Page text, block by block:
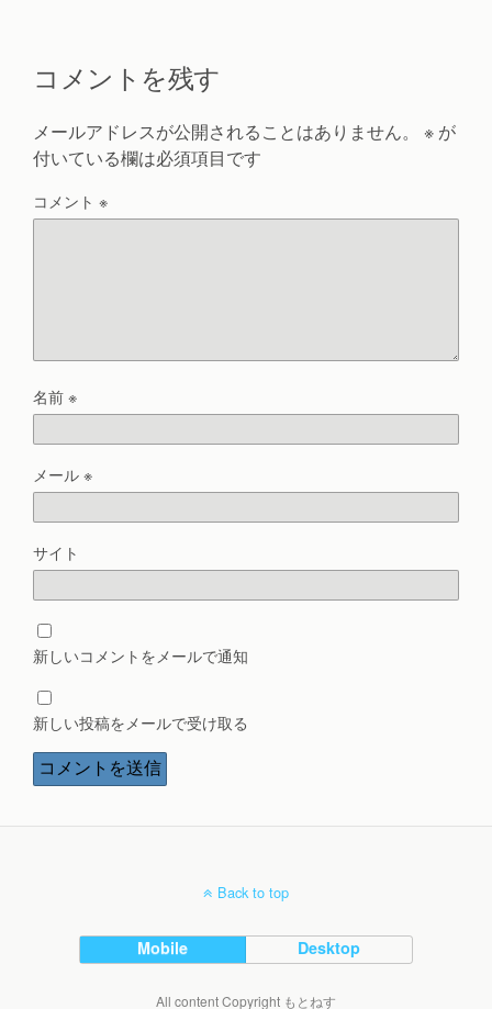
コメントを残す
メールアドレスが公開されることはありません。 ※ が
付いている欄は必須項目です
コメント ※
名前※
メール※
サイト
新しいコメントをメールで通知
新しい投稿をメールで受け取る
Back to top
Mobile Desktop
All content Copyright もとねす